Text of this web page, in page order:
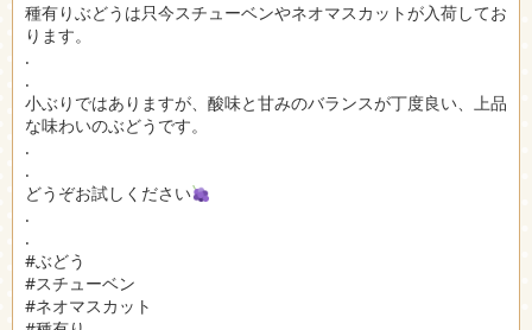
種有りぶどうは只今スチューベンやネオマスカットが入荷してお
ります。
.
.
小ぶりではありますが、酸味と甘みのバランスが丁度良い、上品
な味わいのぶどうです。
.
.
どうぞお試しください
.
.
#ぶどう
#スチューベン
#ネオマスカット